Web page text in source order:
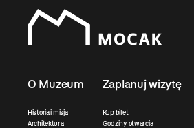
O Muzeum
Historia i misja
Architektura
Zaplanuj wizytę
Kup bilet
Godziny otwarcia